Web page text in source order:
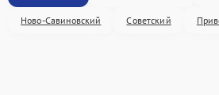
Ново-Савиновский Советский